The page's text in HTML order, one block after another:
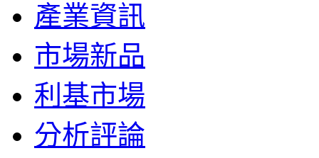
產業資訊
市場新品
利基市場
分析評論